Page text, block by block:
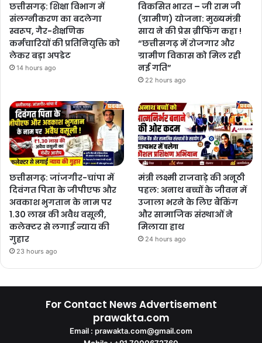
छत्तीसगढ़: शिक्षा विभाग में
संलग्नीकरण का बदलेगा
स्वरूप, गैर-शैक्षणिक
कर्मचारियों की प्रतिनियुक्ति को
लेकर बड़ा अपडेट
14 hours ago
विकसित भारत – जी राम जी
(ग्रामीण) योजना: मुख्यमंत्री
साय ने की प्रेस ब्रीफिंग कहा !
“छत्तीसगढ़ में रोजगार और
ग्रामीण विकास को मिल रही
नई गति”
22 hours ago
छत्तीसगढ़: जांजगीर-चांपा में
दिवंगत पिता के जीपीएफ और
अवकाश भुगतान के नाम पर
1.30 लाख की अवैध वसूली,
कलेक्टर से लगाई न्याय की
गुहार
23 hours ago
मंत्री लक्ष्मी राजवाड़े की अनूठी
पहल: अनाथ बच्चों के जीवन में
उजाला भरने के लिए बैंकिंग
और सामाजिक संस्थाओं ने
मिलाया हाथ
24 hours ago
For Contact News Advertisement
prawakta.com
Email : prawakta.com@gmail.com